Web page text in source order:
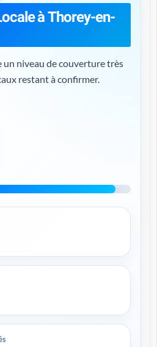
à Thorey-en-
un niveau de couverture très
restant à confirmer.